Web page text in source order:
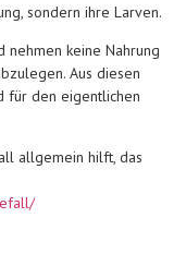
sondern ihre Larven.
nehmen keine Nahrung
Aus diesen
für den eigentlichen
allgemein hilft, das